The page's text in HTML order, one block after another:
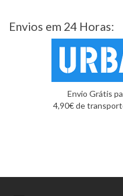
Envios em 24 Horas:
Envio Grátis
4,90€ de